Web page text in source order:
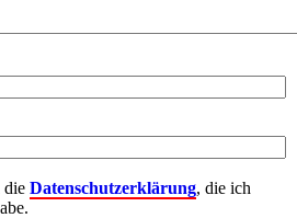
die Datenschutzerklärung, die ich